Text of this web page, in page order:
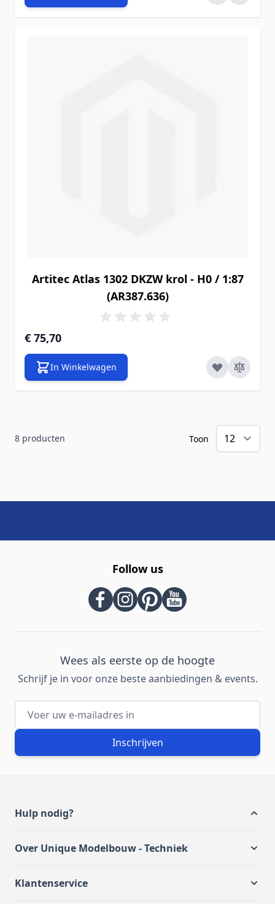
Artitec Atlas 1302 DKZW krol - H0 / 1:87
(AR387.636)
€ 75,70
In Winkelwagen
8 producten Toon
Follow us
Wees als eerste op de hoogte
Schrijf je in voor onze beste aanbiedingen & events.
E-mailadres
Inschrijven
Hulp nodig?
Over Unique Modelbouw - Techniek
Klantenservice